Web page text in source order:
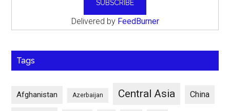
Delivered by FeedBurner
Tags
Afghanistan Azerbaijan Central Asia China